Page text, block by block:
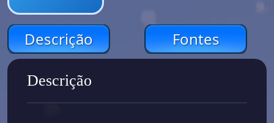
Descrição Fontes
Descrição